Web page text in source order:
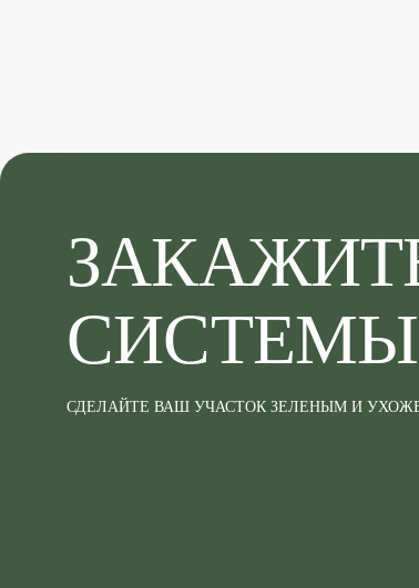
СДЕЛАЙТЕ ВАШ УЧАСТОК ЗЕЛЕНЫМ И